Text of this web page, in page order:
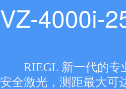
VZ-4000i-
RIEGL 新一代的专
安全激光，测距最大可